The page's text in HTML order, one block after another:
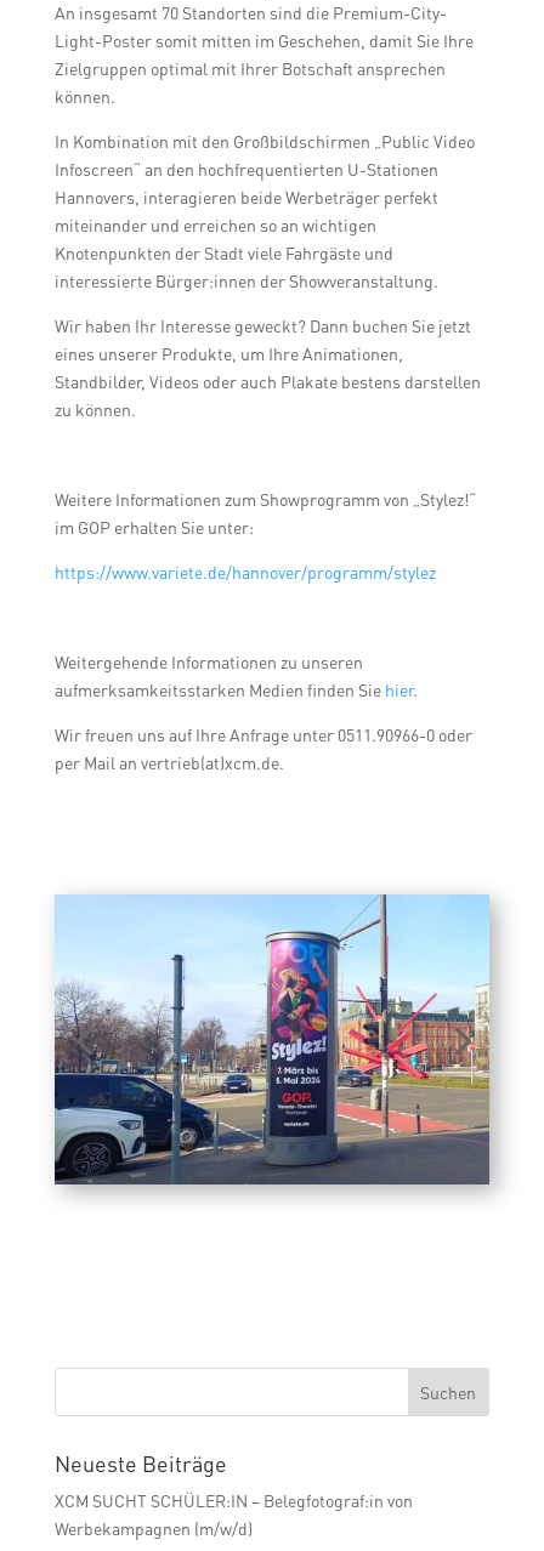
An insgesamt 70 Standorten sind die Premium-City-
Light-Poster somit mitten im Geschehen, damit Sie Ihre
Zielgruppen optimal mit Ihrer Botschaft ansprechen
können.
In Kombination mit den Großbildschirmen „Public Video
Infoscreen“ an den hochfrequentierten U-Stationen
Hannovers, interagieren beide Werbeträger perfekt
miteinander und erreichen so an wichtigen
Knotenpunkten der Stadt viele Fahrgäste und
interessierte Bürger:innen der Showveranstaltung.
Wir haben Ihr Interesse geweckt? Dann buchen Sie jetzt
eines unserer Produkte, um Ihre Animationen,
Standbilder, Videos oder auch Plakate bestens darstellen
zu können.
Weitere Informationen zum Showprogramm von „Stylez!“
im GOP erhalten Sie unter:
https://www.variete.de/hannover/programm/stylez
Weitergehende Informationen zu unseren
aufmerksamkeitsstarken Medien finden Sie hier.
Wir freuen uns auf Ihre Anfrage unter 0511.90966-0 oder
per Mail an vertrieb(at)xcm.de.
Neueste Beiträge
XCM SUCHT SCHÜLER:IN – Belegfotograf:in von
Werbekampagnen (m/w/d)